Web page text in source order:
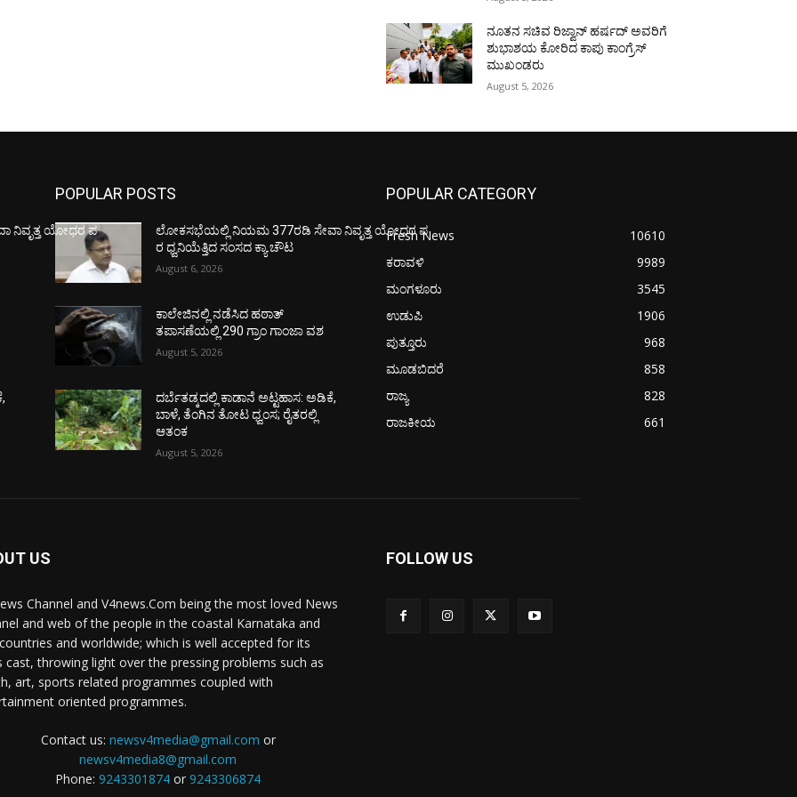
ನೂತನ ಸಚಿವ ರಿಜ್ವಾನ್ ಹರ್ಷದ್ ಅವರಿಗೆ
ಶುಭಾಶಯ ಕೋರಿದ ಕಾಪು ಕಾಂಗ್ರೆಸ್
ಮುಖಂಡರು
August 5, 2026
ನಿವೃತ್ತ ಯೋಧರ ಪ
POPULAR POSTS
ಲೋಕಸಭೆಯಲ್ಲಿ ನಿಯಮ 377ರಡಿ ಸೇವಾ ನಿವೃತ್ತ ಯೋಧರ ಪ
ರ ಧ್ವನಿಯೆತ್ತಿದ ಸಂಸದ ಕ್ಯಾ.ಚೌಟ
August 6, 2026
ಕಾಲೇಜಿನಲ್ಲಿ ನಡೆಸಿದ ಹಠಾತ್
ತಪಾಸಣೆಯಲ್ಲಿ 290 ಗ್ರಾಂ ಗಾಂಜಾ ವಶ
August 5, 2026
ದರ್ಬೆತಡ್ಕದಲ್ಲಿ ಕಾಡಾನೆ ಅಟ್ಟಹಾಸ: ಅಡಿಕೆ,
ಬಾಳೆ, ತೆಂಗಿನ ತೋಟ ಧ್ವಂಸ; ರೈತರಲ್ಲಿ
ಆತಂಕ
August 5, 2026
POPULAR CATEGORY
Fresh News
10610
ಕರಾವಳಿ
9989
ಮಂಗಳೂರು
3545
ಉಡುಪಿ
1906
ಪುತ್ತೂರು
968
ಮೂಡಬಿದರೆ
858
ರಾಜ್ಯ
828
ರಾಜಕೀಯ
661
US
Channel and V4news.Com being the most loved News
and web of the people in the coastal Karnataka and
and worldwide; which is well accepted for its
cast, throwing light over the pressing problems such as
art, sports related programmes coupled with
oriented programmes.
Contact us: newsv4media@gmail.com or
newsv4media8@gmail.com
Phone: 9243301874 or 9243306874
FOLLOW US